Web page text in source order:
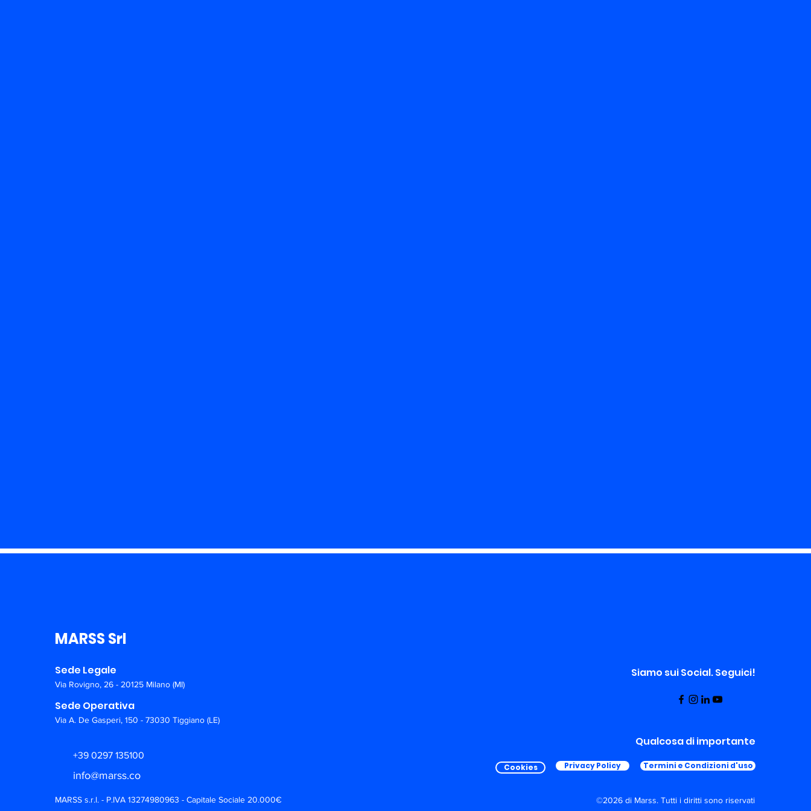
MARSS Srl
Sede Legale
Via Rovigno, 26 - 20125 Milano (MI)
Sede Operativa
Via A. De Gasperi, 150 - 73030 Tiggiano (LE)
+39 0297 135100
info@marss.co
MARSS s.r.l. - P.IVA 13274980963 - Capitale Sociale 20.000€
Siamo sui Social. Seguici!
Qualcosa di importante
Cookies Privacy Policy Termini e Condizioni d'uso
©2026 di Marss. Tutti i diritti sono riservati